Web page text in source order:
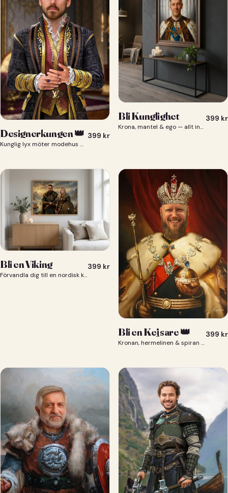
Designerkungen 👑
Kunglig lyx möter modehus — du som designerkung 👑
399 kr
Bli Kunglighet
Krona, mantel & ego — allt ingår 👑
399 kr
Bli en Viking
Förvandla dig till en nordisk krigare i ett episkt vikingaporträtt.
399 kr
Bli en Kejsare 👑
Kronan, hermelinen & spiran — du som kejsare 👑
399 kr